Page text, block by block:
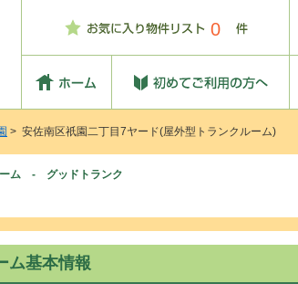
0
> 安佐南区祇園二丁目7ヤード(屋外型トランクルーム)
ーム - グッドトランク
ム基本情報